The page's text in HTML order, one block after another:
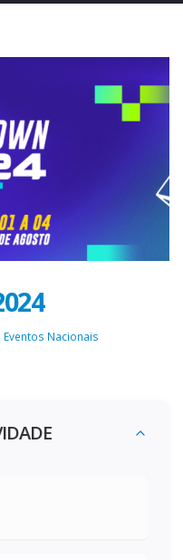
Eventos Nacionais